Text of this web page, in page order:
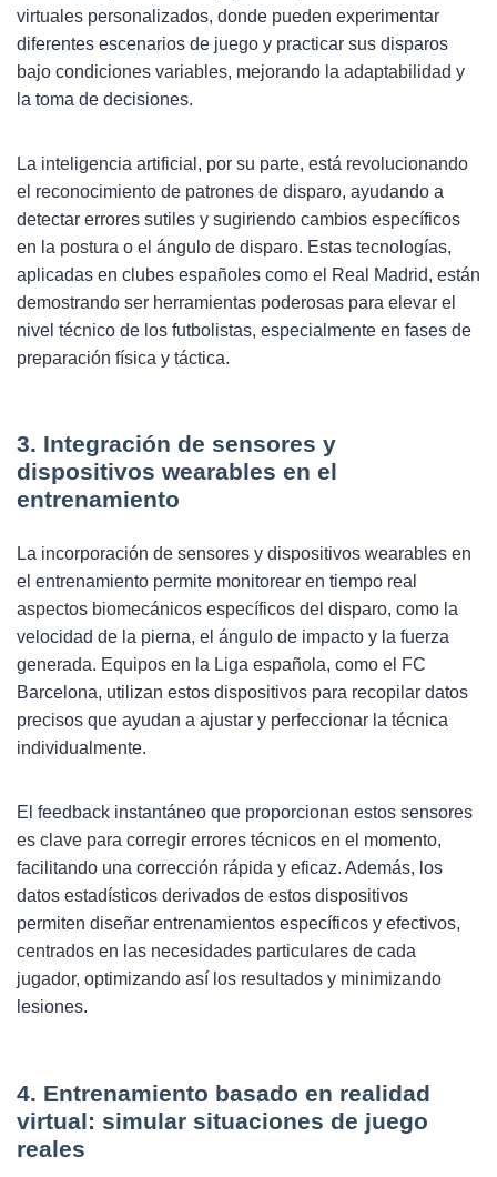
virtuales personalizados, donde pueden experimentar
diferentes escenarios de juego y practicar sus disparos
bajo condiciones variables, mejorando la adaptabilidad y
la toma de decisiones.
La inteligencia artificial, por su parte, está revolucionando
el reconocimiento de patrones de disparo, ayudando a
detectar errores sutiles y sugiriendo cambios específicos
en la postura o el ángulo de disparo. Estas tecnologías,
aplicadas en clubes españoles como el Real Madrid, están
demostrando ser herramientas poderosas para elevar el
nivel técnico de los futbolistas, especialmente en fases de
preparación física y táctica.
3. Integración de sensores y
dispositivos wearables en el
entrenamiento
La incorporación de sensores y dispositivos wearables en
el entrenamiento permite monitorear en tiempo real
aspectos biomecánicos específicos del disparo, como la
velocidad de la pierna, el ángulo de impacto y la fuerza
generada. Equipos en la Liga española, como el FC
Barcelona, utilizan estos dispositivos para recopilar datos
precisos que ayudan a ajustar y perfeccionar la técnica
individualmente.
El feedback instantáneo que proporcionan estos sensores
es clave para corregir errores técnicos en el momento,
facilitando una corrección rápida y eficaz. Además, los
datos estadísticos derivados de estos dispositivos
permiten diseñar entrenamientos específicos y efectivos,
centrados en las necesidades particulares de cada
jugador, optimizando así los resultados y minimizando
lesiones.
4. Entrenamiento basado en realidad
virtual: simular situaciones de juego
reales